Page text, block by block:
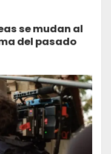
se mudan al
del pasado